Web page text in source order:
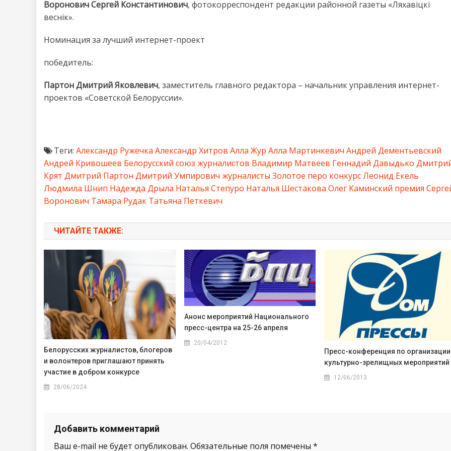
Воронович Сергей Константинович, фотокорреспондент редакции районной газеты «Ляхавіцкі
веснік».
Номинация за лучший интернет-проект
победитель:
Партон Дмитрий Яковлевич, заместитель главного редактора – начальник управления интернет-
проектов «Советской Белоруссии».
Теги: Александр Ружечка Александр Хитров Алла Жур Алла Мартинкевич Андрей Дементьевский
Андрей Кривошеев Белорусский союз журналистов Владимир Матвеев Геннадий Давыдько
Крят Дмитрий Партон Дмитрий Умпирович журналисты Золотое перо конкурсЛеонид Екель
Людмила Шнип Надежда Дрыла Наталья Степуро Наталья Шестакова Олег Каминский премия
Воронович Тамара Рудак Татьяна Петкевич
ЧИТАЙТЕ ТАКЖЕ:
Белорусских журналистов, блогеров
и волонтеров приглашают принять
участие в добром конкурсе
28/06/2024
Анонс мероприятий Национального
пресс-центра на 25-26 апреля
20/04/2012
Пресс-конференция по организации
культурно-зрелищных мероприятий
12/06/2013
Добавить комментарий
Ваш e-mail не будет опубликован. Обязательные поля помечены *